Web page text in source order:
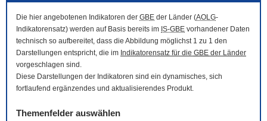
Die hier angebotenen Indikatoren der GBE der Länder (AOLG-
Indikatorensatz) werden auf Basis bereits im IS-GBE vorhandener Daten
technisch so aufbereitet, dass die Abbildung möglichst 1 zu 1 den
Darstellungen entspricht, die im Indikatorensatz für die GBE der Länder
vorgeschlagen sind.
Diese Darstellungen der Indikatoren sind ein dynamisches, sich
fortlaufend ergänzendes und aktualisierendes Produkt.
Themenfelder auswählen